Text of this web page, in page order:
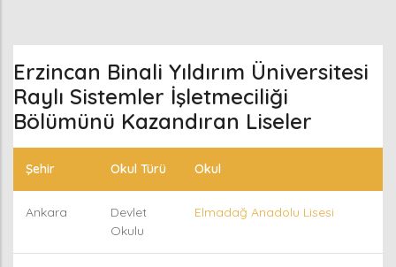
Erzincan Binali Yıldırım Üniversitesi
Raylı Sistemler İşletmeciliği
Bölümünü Kazandıran Liseler
Şehir Okul Türü Okul
Ankara
Devlet
Okulu
Elmadağ Anadolu Lisesi